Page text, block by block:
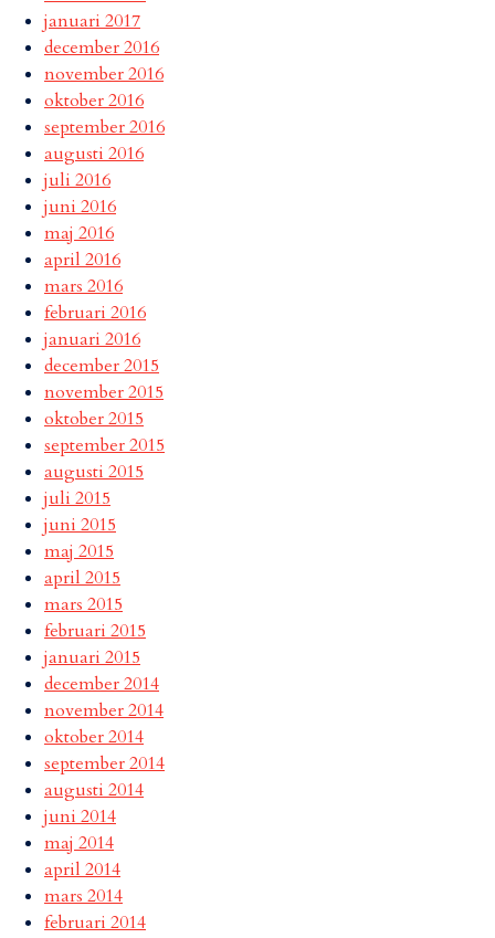
januari 2017
december 2016
november 2016
oktober 2016
september 2016
augusti 2016
juli 2016
juni 2016
maj 2016
april 2016
mars 2016
februari 2016
januari 2016
december 2015
november 2015
oktober 2015
september 2015
augusti 2015
juli 2015
juni 2015
maj 2015
april 2015
mars 2015
februari 2015
januari 2015
december 2014
november 2014
oktober 2014
september 2014
augusti 2014
juni 2014
maj 2014
april 2014
mars 2014
februari 2014